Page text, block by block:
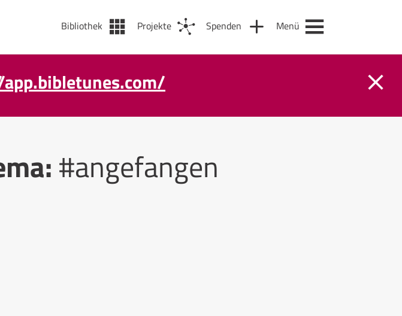
Bibliothek Projekte Spenden Menü
#angefangen